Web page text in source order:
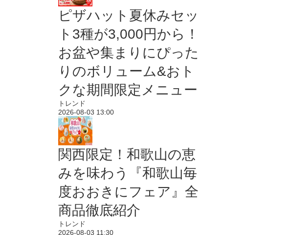
ピザハット夏休みセッ
ト3種が3,000円から！
お盆や集まりにぴった
りのボリューム&おト
クな期間限定メニュー
トレンド
2026-08-03 13:00
関西限定！和歌山の恵
みを味わう『和歌山毎
度おおきにフェア』全
商品徹底紹介
トレンド
2026-08-03 11:30